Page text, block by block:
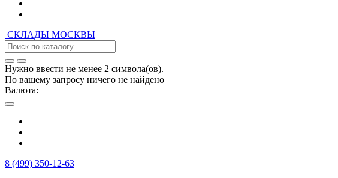
СКЛАДЫ МОСКВЫ
Нужно ввести не менее 2 символа(ов).
По вашему запросу ничего не найдено
Валюта:
8 (499) 350-12-63